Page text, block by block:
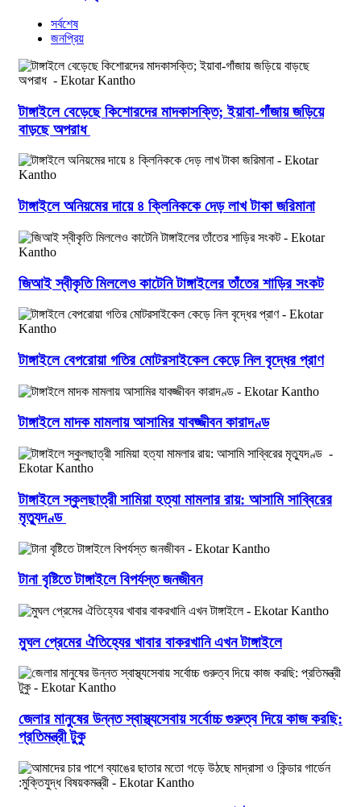
সর্বশেষ
জনপ্রিয়
টাঙ্গাইলে বেড়েছে কিশোরদের মাদকাসক্তি; ইয়াবা-গাঁজায় জড়িয়ে
বাড়ছে অপরাধ
টাঙ্গাইলে অনিয়মের দায়ে ৪ ক্লিনিককে দেড় লাখ টাকা জরিমানা
জিআই স্বীকৃতি মিললেও কাটেনি টাঙ্গাইলের তাঁতের শাড়ির সংকট
টাঙ্গাইলে বেপরোয়া গতির মোটরসাইকেল কেড়ে নিল বৃদ্ধের প্রাণ
টাঙ্গাইলে মাদক মামলায় আসামির যাবজ্জীবন কারাদণ্ড
টাঙ্গাইলে স্কুলছাত্রী সামিয়া হত্যা মামলার রায়: আসামি সাব্বিরের
মৃত্যুদণ্ড
টানা বৃষ্টিতে টাঙ্গাইলে বিপর্যস্ত জনজীবন
মুঘল প্রেমের ঐতিহ্যের খাবার বাকরখানি এখন টাঙ্গাইলে
জেলার মানুষের উন্নত স্বাস্থ্যসেবায় সর্বোচ্চ গুরুত্ব দিয়ে কাজ করছি:
প্রতিমন্ত্রী টুকু